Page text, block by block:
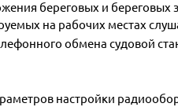
береговых и
на рабочих местах
обмена судовой
настройки